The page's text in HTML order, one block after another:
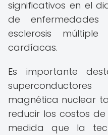
significativos en el
de
esclerosis
cardíacas.
Es importante
magnética nuclear
reducir los costos
medida que la